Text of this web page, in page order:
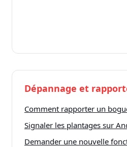
Dépannage et
Comment rapporter un
Signaler les plantages sur
Demander une nouvelle